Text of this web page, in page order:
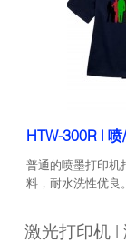
HTW-300R |
普通的喷墨打印机
料，耐水洗性优良
激光打印机 |